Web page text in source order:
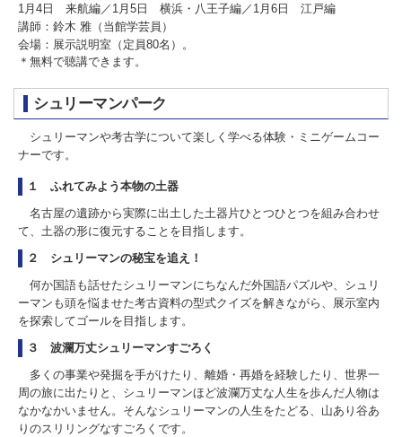
1月4日 来航編／1月5日 横浜・八王子編／1月6日 江戸編
講師：鈴木 雅（当館学芸員）
会場：展示説明室（定員80名）。
＊無料で聴講できます。
シュリーマンパーク
シュリーマンや考古学について楽しく学べる体験・ミニゲームコー
ナーです。
１ ふれてみよう本物の土器
名古屋の遺跡から実際に出土した土器片ひとつひとつを組み合わせ
て、土器の形に復元することを目指します。
２ シュリーマンの秘宝を追え！
何か国語も話せたシュリーマンにちなんだ外国語パズルや、シュリ
ーマンも頭を悩ませた考古資料の型式クイズを解きながら、展示室内
を探索してゴールを目指します。
３ 波瀾万丈シュリーマンすごろく
多くの事業や発掘を手がけたり、離婚・再婚を経験したり、世界一
周の旅に出たりと、シュリーマンほど波瀾万丈な人生を歩んだ人物は
なかなかいません。そんなシュリーマンの人生をたどる、山あり谷あ
りのスリリングなすごろくです。